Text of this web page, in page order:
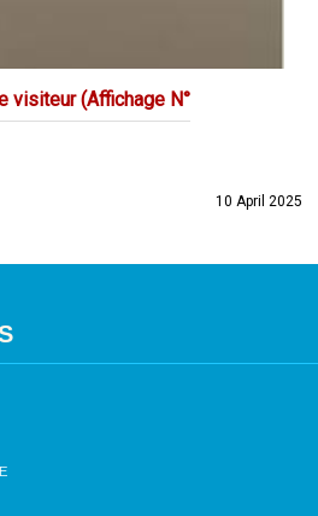
visiteur (Affichage N°
10 April 2025